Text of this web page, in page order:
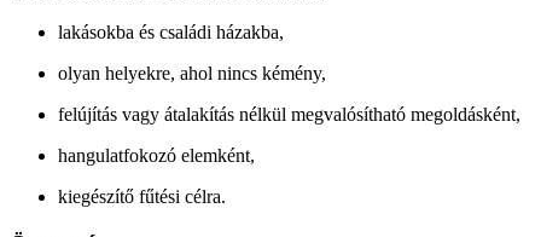
lakásokba és családi házakba,
olyan helyekre, ahol nincs kémény,
felújítás vagy átalakítás nélkül megvalósítható megoldásként,
hangulatfokozó elemként,
kiegészítő fűtési célra.